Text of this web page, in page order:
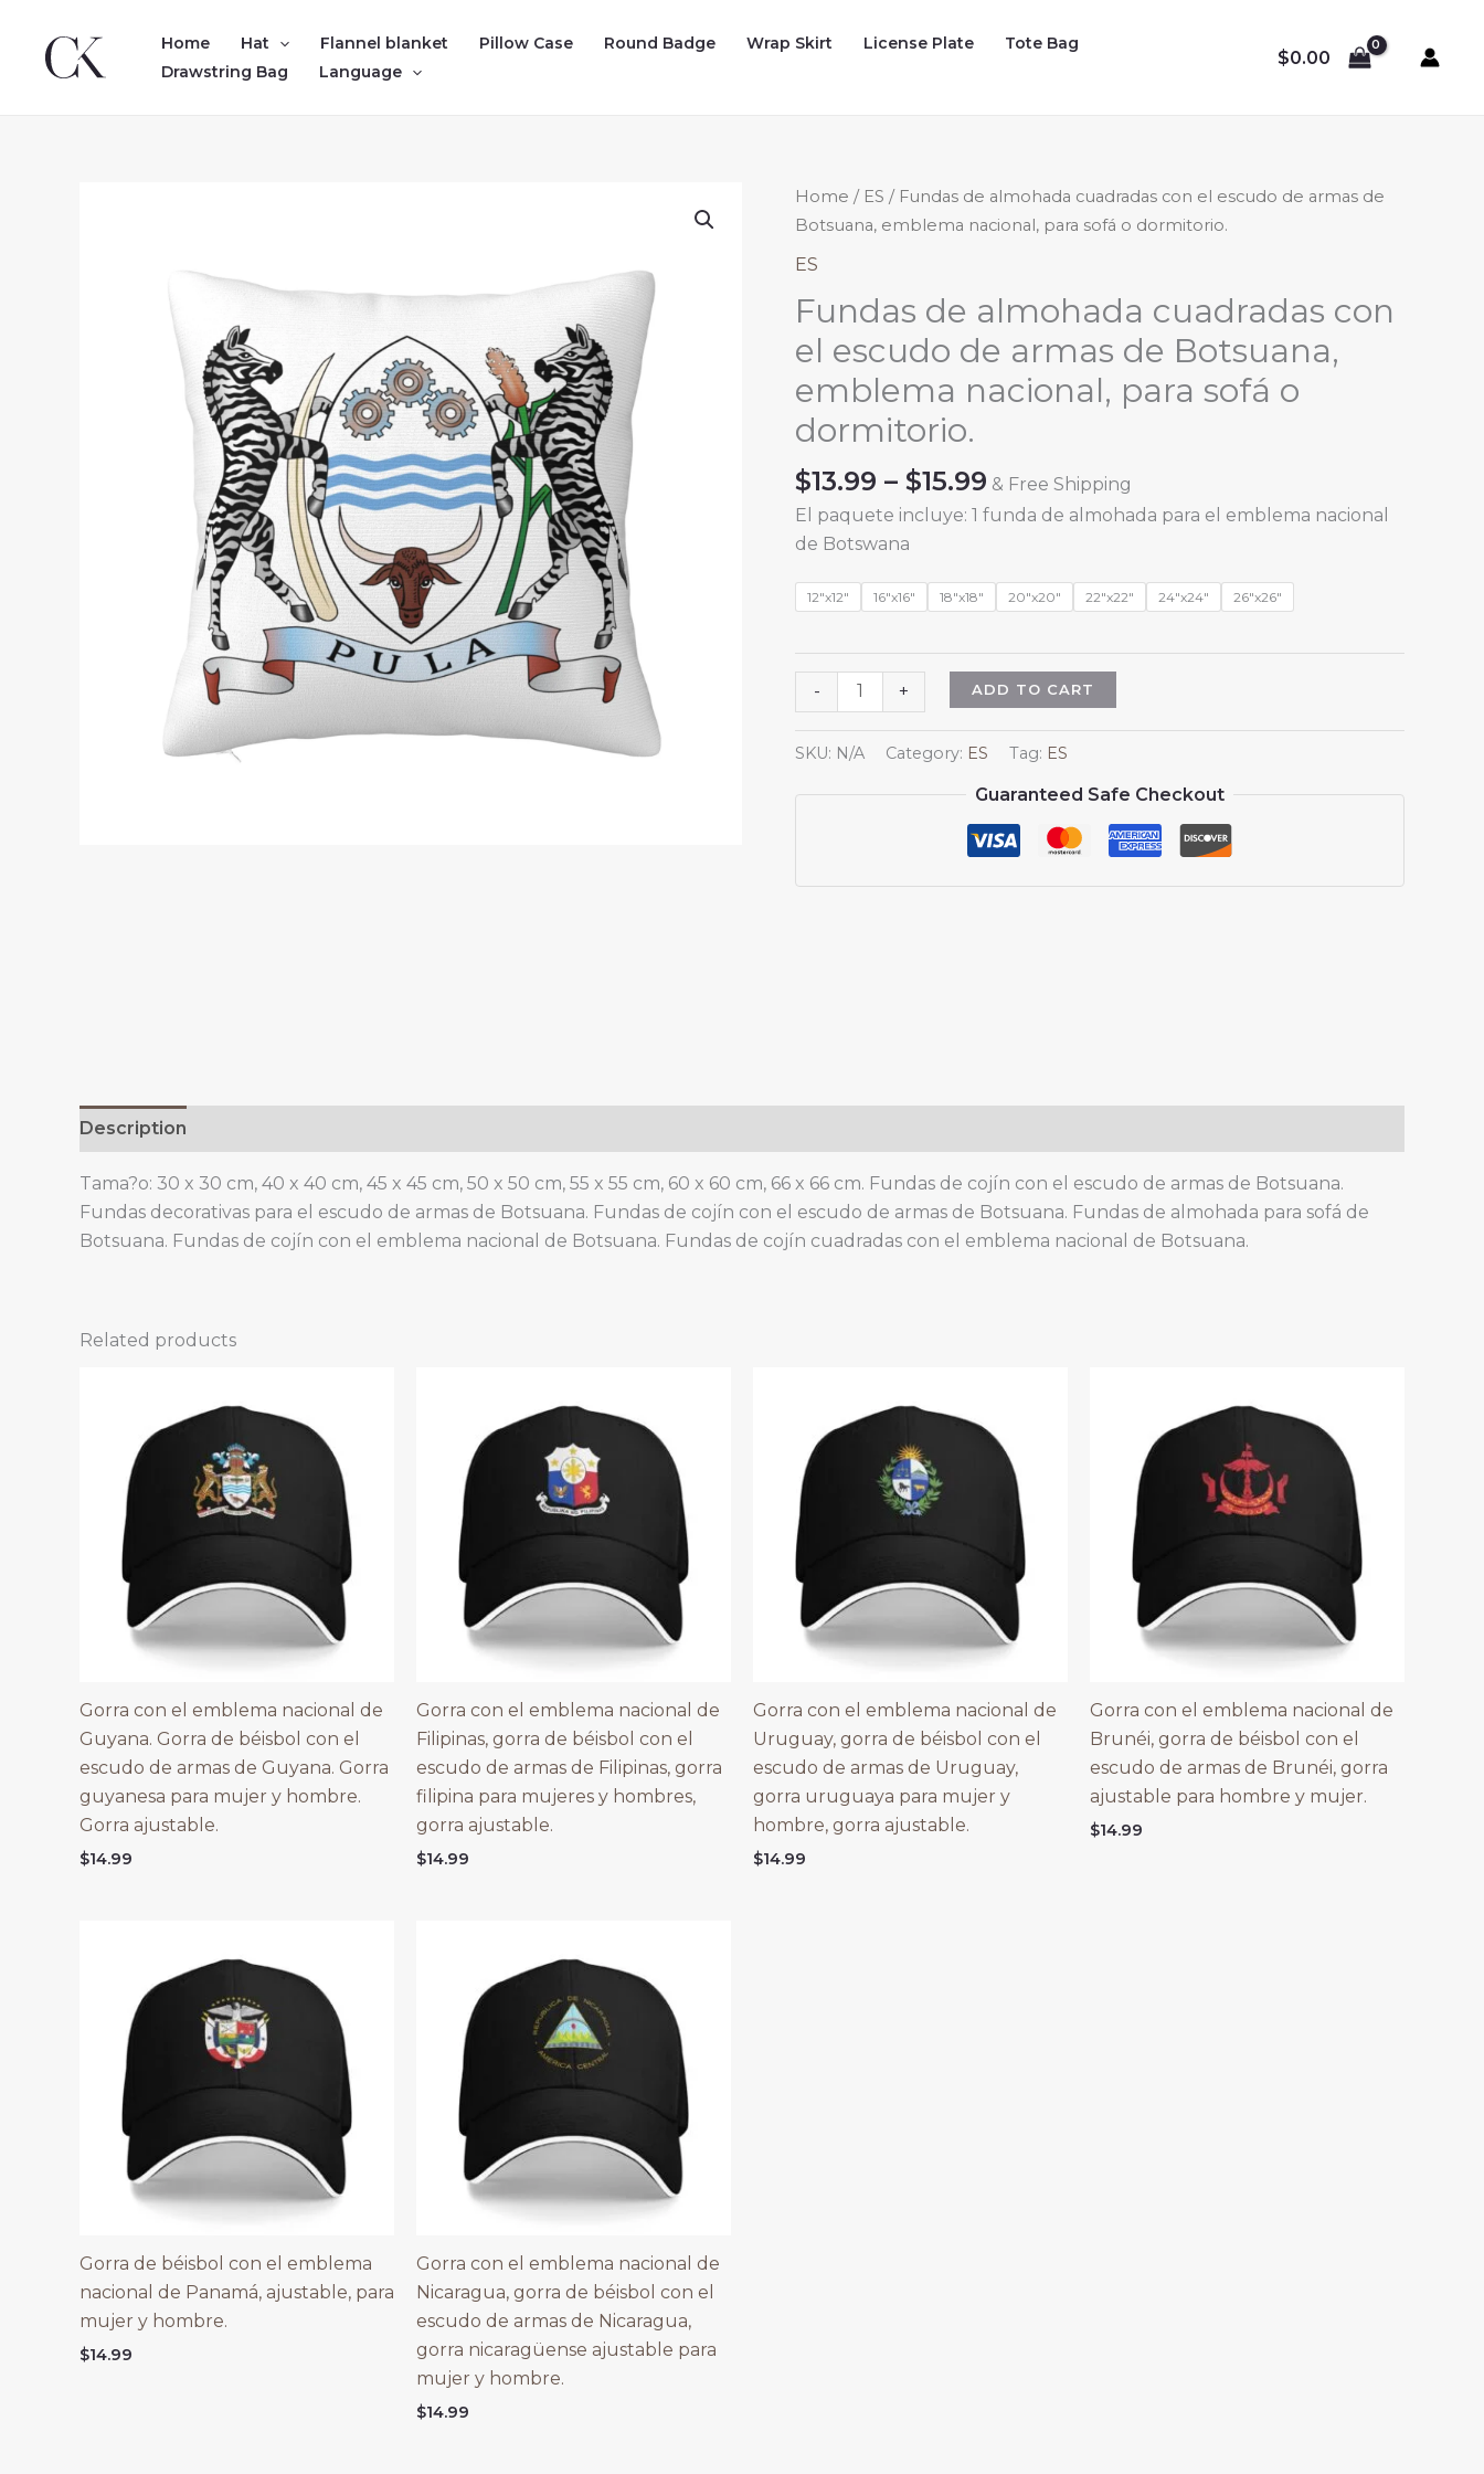
content
Home Hat Flannel blanket Pillow Case Round Badge Wrap Skirt License Plate
Tote Bag
Drawstring Bag
Language
$0.00
Home / ES / Fundas de almohada cuadradas con el escudo de armas de
Botsuana, emblema nacional, para sofá o dormitorio.
ES
Fundas de almohada cuadradas con
el escudo de armas de Botsuana,
emblema nacional, para sofá o
dormitorio.
$13.99 – $15.99 Price
range:
$15.99
& Free Shipping
El paquete incluye: 1 funda de almohada para el emblema nacional
de Botswana
12"x12" 16"x16" 18"x18" 20"x20" 22"x22" 24"x24" 26"x26"
-
Fundas
de
almohada
con
de
quantity
+ ADD TO CART
SKU: N/A Category: ES Tag: ES
Guaranteed Safe Checkout
Description
Tama?o: 30 x 30 cm, 40 x 40 cm, 45 x 45 cm, 50 x 50 cm, 55 x 55 cm, 60 x 60 cm, 66 x 66 cm. Fundas de cojín con el escudo de armas de Botsuana.
Fundas decorativas para el escudo de armas de Botsuana. Fundas de cojín con el escudo de armas de Botsuana. Fundas de almohada para sofá de
Botsuana. Fundas de cojín con el emblema nacional de Botsuana. Fundas de cojín cuadradas con el emblema nacional de Botsuana.
Related products
Gorra con el emblema nacional de
Guyana. Gorra de béisbol con el
escudo de armas de Guyana. Gorra
guyanesa para mujer y hombre.
Gorra ajustable.
$14.99
Gorra con el emblema nacional de
Filipinas, gorra de béisbol con el
escudo de armas de Filipinas, gorra
filipina para mujeres y hombres,
gorra ajustable.
$14.99
Gorra con el emblema nacional de
Uruguay, gorra de béisbol con el
escudo de armas de Uruguay,
gorra uruguaya para mujer y
hombre, gorra ajustable.
$14.99
Gorra con el emblema nacional de
Brunéi, gorra de béisbol con el
escudo de armas de Brunéi, gorra
ajustable para hombre y mujer.
$14.99
Gorra de béisbol con el emblema
nacional de Panamá, ajustable, para
mujer y hombre.
$14.99
Gorra con el emblema nacional de
Nicaragua, gorra de béisbol con el
escudo de armas de Nicaragua,
gorra nicaragüense ajustable para
mujer y hombre.
$14.99